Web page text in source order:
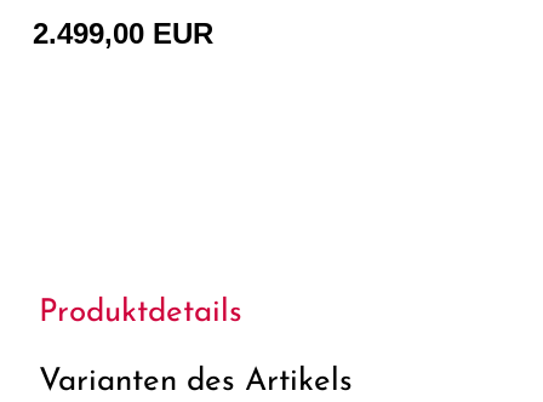
2.499,00 EUR
Produktdetails
Varianten des Artikels